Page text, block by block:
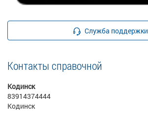
Служба поддержки
Контакты справочной
Кодинск
83914374444
Кодинск